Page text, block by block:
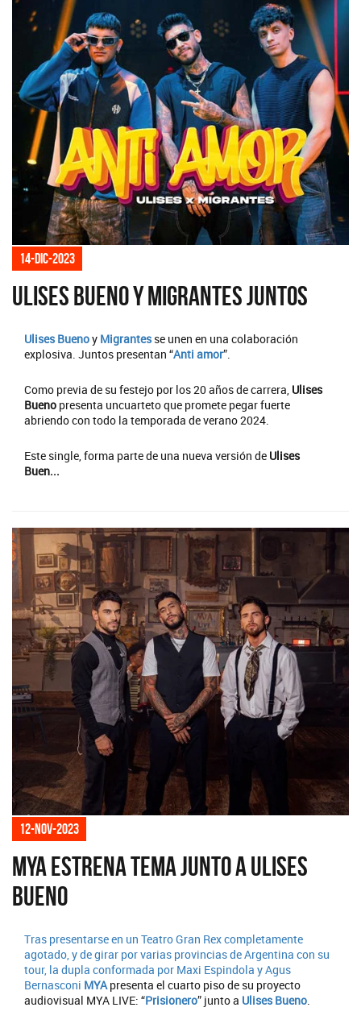
14-dic-2023
Ulises Bueno y Migrantes juntos
Ulises Buenoy Migrantesse unen en una colaboración
explosiva. Juntos presentan “Anti amor”.
Como previa de su festejo por los 20 años de carrera, Ulises
Bueno presenta uncuarteto que promete pegar fuerte
abriendo con todo la temporada de verano 2024.
Este single, forma parte de una nueva versión de Ulises
Buen...
12-nov-2023
MYA estrena tema junto a Ulises
Bueno
Tras presentarse en un Teatro Gran Rex completamente
agotado, y de girar por varias provincias de Argentina con su
tour, la dupla conformada por Maxi Espindola y Agus
Bernasconi MYApresenta el cuarto piso de su proyecto
audiovisual MYA LIVE: “Prisionero” junto a Ulises Bueno.